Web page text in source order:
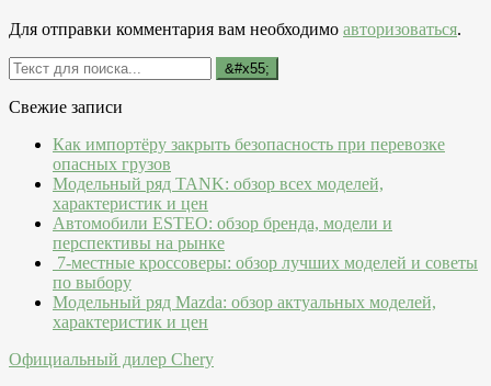
Для отправки комментария вам необходимо авторизоваться.
Свежие записи
Как импортёру закрыть безопасность при перевозке
опасных грузов
Модельный ряд TANK: обзор всех моделей,
характеристик и цен
Автомобили ESTEO: обзор бренда, модели и
перспективы на рынке
7-местные кроссоверы: обзор лучших моделей и советы
по выбору
Модельный ряд Mazda: обзор актуальных моделей,
характеристик и цен
Официальный дилер Chery